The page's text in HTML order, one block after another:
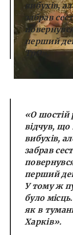
вибухів,
забрав
перший
ТрО».
«О шостій
відчув, що
вибухів,
забрав
перший
У тому ж
було
як в
Харків».